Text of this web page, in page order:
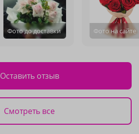
Фото до доставки Фото на сайте
Оставить отзыв
Смотреть все